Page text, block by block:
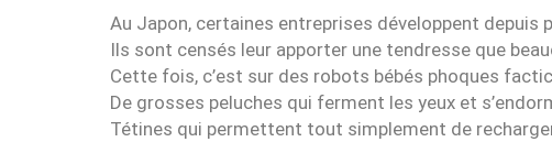
Au Japon, certaines entreprises développent depuis
Ils sont censés leur apporter une tendresse que
Cette fois, c’est sur des robots bébés phoques
De grosses peluches qui ferment les yeux et
Tétines qui permettent tout simplement de